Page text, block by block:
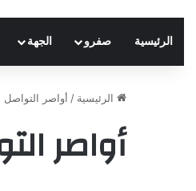
الرئيسية صفرو الجهة
الرئيسية / أواصر التواصل
أواصر